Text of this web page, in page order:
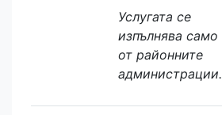
Услугата се
изпълнява само
от районните
администрации.